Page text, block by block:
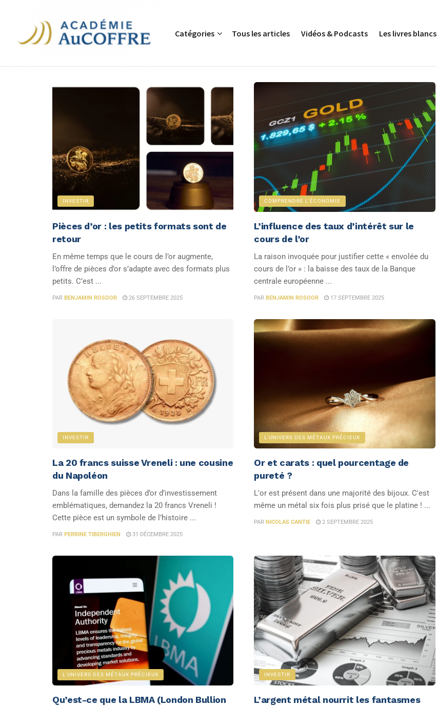
Catégories Tous les articles Vidéos & Podcasts Les livres blancs
INVESTIR
Pièces d’or : les petits formats sont de
retour
En même temps que le cours de l’or augmente,
l’offre de pièces d’or s’adapte avec des formats plus
petits. C’est ...
PAR BENJAMIN ROSOOR 26 SEPTEMBRE 2025
COMPRENDRE L'ÉCONOMIE
L’influence des taux d’intérêt sur le
cours de l’or
La raison invoquée pour justifier cette « envolée du
cours de l’or » : la baisse des taux de la Banque
centrale européenne ...
PAR BENJAMIN ROSOOR 17 SEPTEMBRE 2025
INVESTIR
La 20 francs suisse Vreneli : une cousine
du Napoléon
Dans la famille des pièces d’or d’investissement
emblématiques, demandez la 20 francs Vreneli !
Cette pièce est un symbole de l’histoire ...
PAR PERRINE TIBERGHIEN 31 DÉCEMBRE 2025
L'UNIVERS DES MÉTAUX PRÉCIEUX
Or et carats : quel pourcentage de
pureté ?
L'or est présent dans une majorité des bijoux. C'est
même un métal six fois plus prisé que le platine ! ...
PAR NICOLAS CANTIE 2 SEPTEMBRE 2025
L'UNIVERS DES MÉTAUX PRÉCIEUX
Qu’est-ce que la LBMA (London Bullion
INVESTIR
L’argent métal nourrit les fantasmes